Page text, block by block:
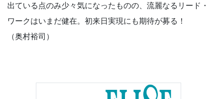
出ている点のみ少々気になったものの、流麗なるリード・
ワークはいまだ健在。初来日実現にも期待が募る！
（奥村裕司）